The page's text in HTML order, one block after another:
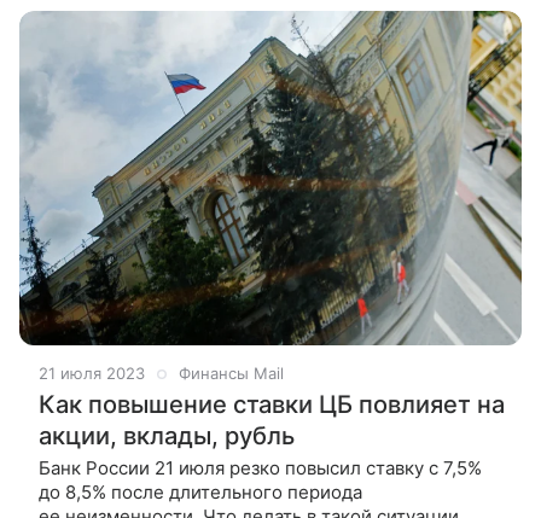
21 июля 2023 Финансы Mail
Как повышение ставки ЦБ повлияет на
акции, вклады, рубль
Банк России 21 июля резко повысил ставку с 7,5%
до 8,5% после длительного периода